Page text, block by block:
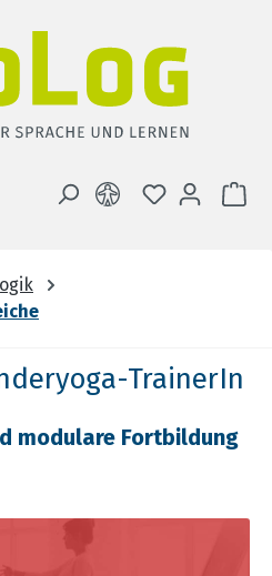
DU HAST 0
TrainerIn
modulare Fortbildung